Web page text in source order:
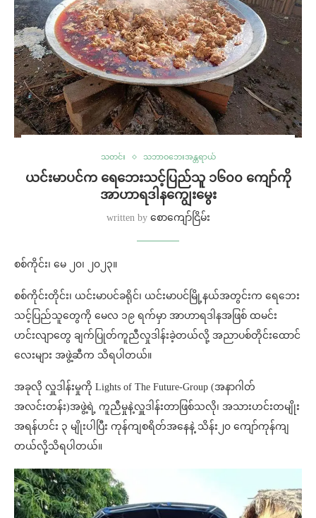
သတင်း သဘာဝဘေးအန္တရာယ်
ယင်းမာပင်က ရေဘေးသင့်ပြည်သူ ၁၆၀၀ ကျော်ကို
အာဟာရဒါနကျွေးမွေး
written by စောကျော်ငြိမ်း
စစ်ကိုင်း၊ မေ ၂၀၊ ၂၀၂၃။
စစ်ကိုင်းတိုင်း၊ ယင်းမာပင်ခရိုင်၊ ယင်းမာပင်မြို့နယ်အတွင်းက ရေဘေး
သင့်ပြည်သူတွေကို မေလ ၁၉ ရက်မှာ အာဟာရဒါနအဖြစ် ထမင်း
ဟင်းလျာတွေ ချက်ပြုတ်ကူညီလှုဒါန်းခဲ့တယ်လို့ အညာပစ်တိုင်းထောင်
လေးများ အဖွဲ့ဆီက သိရပါတယ်။
အခုလို လှူဒါန်းမှုကို Lights of The Future-Group (အနာဂါတ်
အလင်းတန်း)အဖွဲ့ရဲ့ ကူညီမှုနဲ့လှူဒါန်းတာဖြစ်သလို၊ အသားဟင်းတမျိုး
အရန်ဟင်း ၃ မျိုးပါပြီး ကုန်ကျစရိတ်အနေနဲ့ သိန်း၂၀ ကျော်ကုန်ကျ
တယ်လို့သိရပါတယ်။